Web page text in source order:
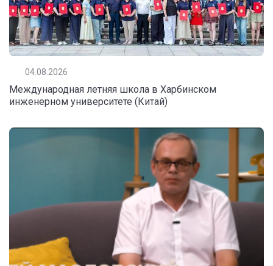
04.08.2026
Международная летняя школа в Харбинском
инженерном университете (Китай)